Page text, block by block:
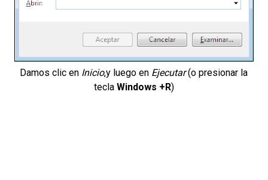
Damos clic en Inicio,y luego en Ejecutar(o presionar la
tecla Windows +R)